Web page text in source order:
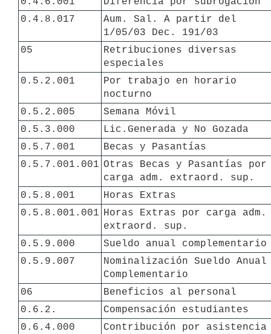
0.4.8.017
Aum. Sal. A partir del
1/05/03 Dec. 191/03
05
Retribuciones diversas
especiales
0.5.2.001
Por trabajo en horario
nocturno
0.5.2.005
Semana Móvil
0.5.3.000
Lic.Generada y No Gozada
0.5.7.001
Becas y Pasantías
0.5.7.001.001 Otras Becas y Pasantías por
carga adm. extraord. sup.
0.5.8.001
Horas Extras
0.5.8.001.001 Horas Extras por carga adm.
extraord. sup.
0.5.9.000
Sueldo anual complementario
0.5.9.007
Nominalización Sueldo Anual
Complementario
06
Beneficios al personal
0.6.2.
Compensación estudiantes
0.6.4.000
Contribución por asistencia